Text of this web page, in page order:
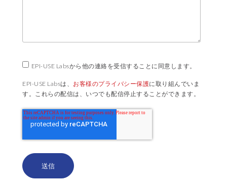
EPI-USE Labsから他の連絡を受信することに同意します。
EPI-USE Labsは、 お客様のプライバシー保護に取り組んでいま
す。これらの配信は、いつでも配信停止することができます。